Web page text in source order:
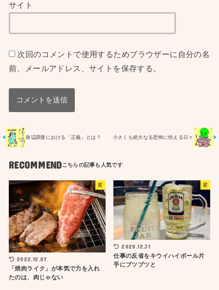
サイト
次回のコメントで使用するためブラウザーに自分の名
前、メールアドレス、サイトを保存する。
身辺調査における「正義」とは？ 小さくも絶大なる恐怖に怯える日々
RECOMMEND
変
2022.12.07
「焼肉ライク」が本気で力を入れ
たのは、肉じゃない
変
2020.12.31
仕事の反省をキウイハイボール片
手にブツブツと